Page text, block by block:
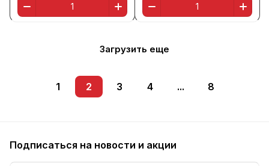
Загрузить еще
1 2 3 4 ... 8
Подписаться на новости и акции